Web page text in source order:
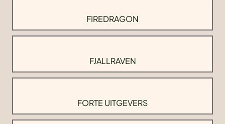
FIREDRAGON
FJALLRAVEN
FORTE UITGEVERS